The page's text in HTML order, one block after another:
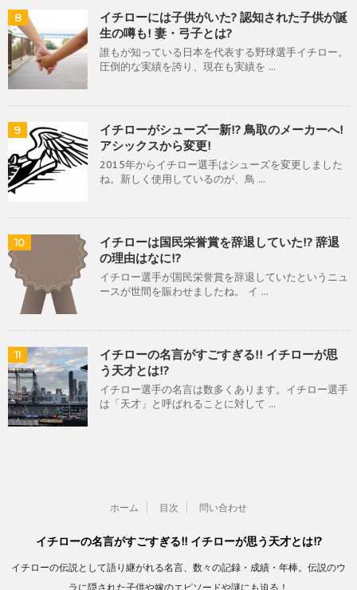
8
イチローには子供がいた? 認知された子供が誕
生の噂も! 妻・弓子とは?
誰もが知っている日本を代表する野球選手イチロー。
圧倒的な実績を誇り、現在も実績を ...
9
イチローがシューズ一新!? 鳥取のメーカーへ!
アシックスから変更!
2015年からイチロー選手はシューズを変更しました
ね。新しく使用しているのが、鳥 ...
10
イチローは国民栄誉賞を辞退していた!? 辞退
の理由はなに!?
イチロー選手が国民栄誉賞を辞退していたというニュ
ースが世間を賑わせましたね。 イ ...
11
イチローの名言がすごすぎる!! イチローが思
う天才とは!?
イチロー選手の名言は数多くあります。イチロー選手
は「天才」と呼ばれることに対して ...
ホーム 目次 問い合わせ
イチローの名言がすごすぎる!! イチローが思う天才とは!?
イチローの伝説として語り継がれる名言、数々の記録・成績・年棒。伝説のウ
ラに隠された子供や嫁のエピソードや謎にも迫る！